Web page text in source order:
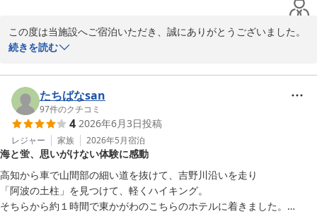
おります。お客様のご指摘の通り、より徹底した清掃とこまめな除
菌・点検を即座に実施し、清潔な環境作りに徹底してまいります。
水遊び場の水質管理について
が、炎天下の為、水温が高い状態となっておりました。水質の管理
方法および入れ替えのオペレーションを再度見直し、安心してご利
用いただけるよう改善いたします。
「改善を期待してまた利用したい」というありがたいお言葉を胸
に、お客様からいただいたご指摘を真摯に受け止め、より快適で安
心してお過ごしいただける施設づくりに全力を尽くしてまいりま
す。
この度は当施設へご宿泊いただき、誠にありがとうございました。
また、お帰り早々にお子様のご様子やご感想をお寄せいただき、重
お子様にお風呂を大変喜んでいただけたとのこと、私どもも拝読し
て大変嬉しく思っております。また、コテージにつきましても「オ
シャレで過ごしやすい」との最高のお言葉をいただき、日頃のメン
テナンスや清掃に励むスタッフにとっても大きな励みとなります。
何より、お子様から「また来たい」というお言葉があったとのこ
と、これ以上の喜びはございません。ぜひ、ご家族の恒例の思い出
作りとして、いつでもお帰りをお待ちしております。
続きを読む
たちばなsan
97件のクチコミ
4 2026年6月3日投稿
レジャー 家族 2026年5月宿泊
海と蛍、思いがけない体験に感動
高知から車で山間部の細い道を抜けて、吉野川沿いを走り
「阿波の土柱」を見つけて、軽くハイキング。
そちらから約１時間で東かがわのこちらのホテルに着きました。